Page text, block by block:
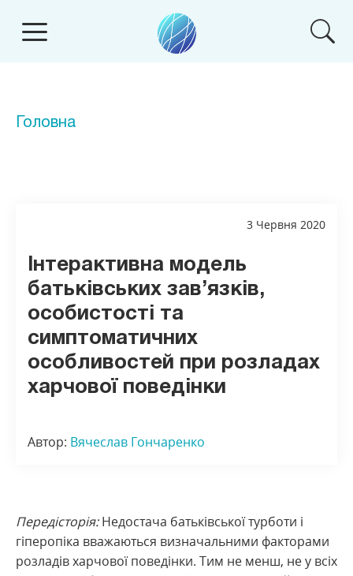
Головна
3 Червня 2020
Інтерактивна модель
батьківських зав’язків,
особистості та
симптоматичних
особливостей при розладах
харчової поведінки
Автор: Вячеслав Гончаренко
Передісторія:Недостача батьківської турботи і
гіперопіка вважаються визначальними факторами
розладів харчової поведінки. Тим не менш, не у всіх